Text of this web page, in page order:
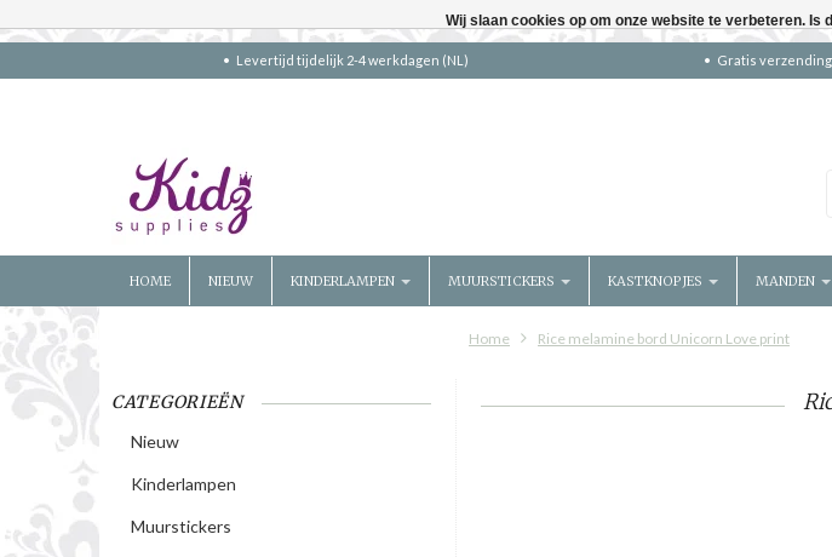
Levertijd tijdelijk 2-4 werkdagen (NL) Gratis verzending
HOME NIEUW KINDERLAMPEN MUURSTICKERS KASTKNOPJES MANDEN
Home Rice melamine bord Unicorn Love print
CATEGORIEËN
Nieuw
Kinderlampen
Muurstickers
Wij slaan cookies op om onze website te verbeteren. Is